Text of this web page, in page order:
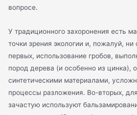
вопросе.
У традиционного захоронения есть
точки зрения экологии и, пожалуй,
первых, использование гробов,
пород дерева (и особенно из цинка),
синтетическими материалами,
процессы разложения. Во-вторых,
зачастую используют